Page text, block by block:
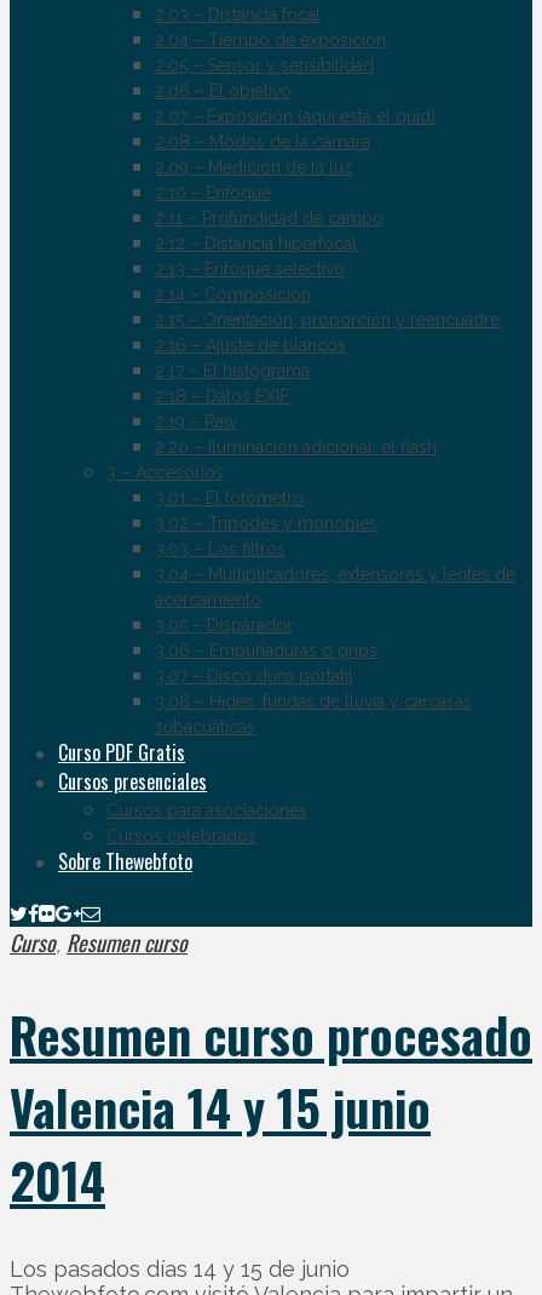
2.03 – Distancia focal
2.04 – Tiempo de exposición
2.05 – Sensor y sensibilidad
2.06 – El objetivo
2.07 – Exposición (aquí está el quid)
2.08 – Modos de la cámara
2.09 – Medición de la luz
2.10 – Enfoque
2.11 – Profundidad de campo
2.12 – Distancia hiperfocal
2.13 – Enfoque selectivo
2.14 – Composición
2.15 – Orientación, proporción y reencuadre
2.16 – Ajuste de blancos
2.17 – El histograma
2.18 – Datos EXIF
2.19 – Raw
2.20 – Iluminación adicional: el flash
3 – Accesorios
3.01 – El fotómetro
3.02 – Trípodes y monopies
3.03 – Los filtros
3.04 – Multiplicadores, extensores y lentes de
acercamiento
3.05 – Disparador
3.06 – Empuñaduras o grips
3.07 – Disco duro portatil
3.08 – Hides, fundas de lluvia y carcasas
subacuáticas
Curso PDF Gratis
Cursos presenciales
Cursos para asociaciones
Cursos celebrados
Sobre Thewebfoto
Curso, Resumen curso
Resumen curso procesado
Valencia 14 y 15 junio
2014
Los pasados días 14 y 15 de junio